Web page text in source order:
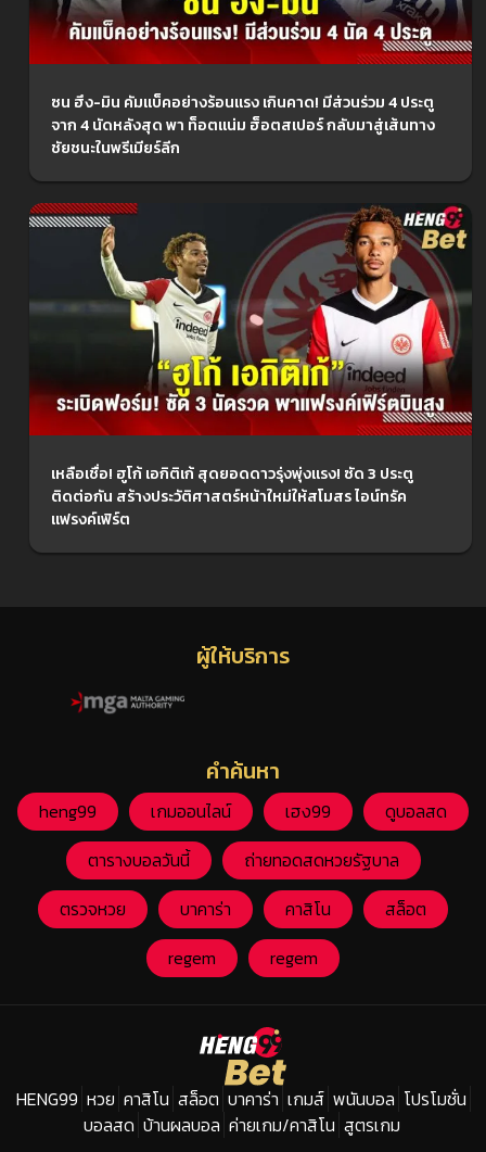
ซน ฮึง-มิน คัมแบ็คอย่างร้อนแรง เกินคาด! มีส่วนร่วม 4 ประตู
จาก 4 นัดหลังสุด พา ท็อตแน่ม ฮ็อตสเปอร์ กลับมาสู่เส้นทาง
ชัยชนะในพรีเมียร์ลีก
เหลือเชื่อ! ฮูโก้ เอกิติเก้ สุดยอดดาวรุ่งพุ่งแรง! ซัด 3 ประตู
ติดต่อกัน สร้างประวัติศาสตร์หน้าใหม่ให้สโมสร ไอน์ทรัค
แฟรงค์เฟิร์ต
ผู้ให้บริการ
คำค้นหา
heng99 เกมออนไลน์ เฮง99
ดูบอลสด
ตารางบอลวันนี้
ถ่ายทอดสดหวยรัฐบาล
ตรวจหวย
บาคาร่า คาสิโน
สล็อต
regem
regem
HENG99 หวย คาสิโน สล็อต บาคาร่า เกมส์ พนันบอล โปรโมชั่น
บอลสด บ้านผลบอล ค่ายเกม/คาสิโน สูตรเกม